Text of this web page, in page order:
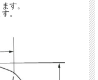
す。
。